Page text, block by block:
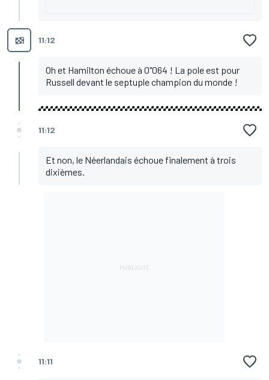
11:12
Oh et Hamilton échoue à 0"064 ! La pole est pour
Russell devant le septuple champion du monde !
11:12
Et non, le Néerlandais échoue finalement à trois
dixièmes.
11:11